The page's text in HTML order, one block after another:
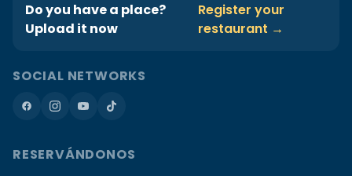
Do you have a place?
Upload it now
Register your
restaurant →
SOCIAL NETWORKS
RESERVÁNDONOS